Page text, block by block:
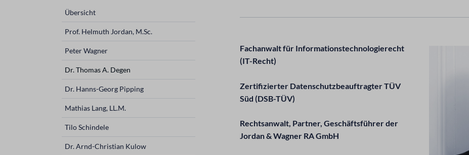
Fachanwalt für Informationstechnologierecht
(IT-Recht)
Zertifizierter Datenschutzbeauftragter TÜV
Süd (DSB-TÜV)
Rechtsanwalt, Partner, Geschäftsführer der
Jordan & Wagner RA GmbH
Übersicht
Prof. Helmuth Jordan, M.Sc.
Peter Wagner
Dr. Thomas A. Degen
Dr. Hanns-Georg Pipping
Mathias Lang, LL.M.
Tilo Schindele
Dr. Arnd-Christian Kulow